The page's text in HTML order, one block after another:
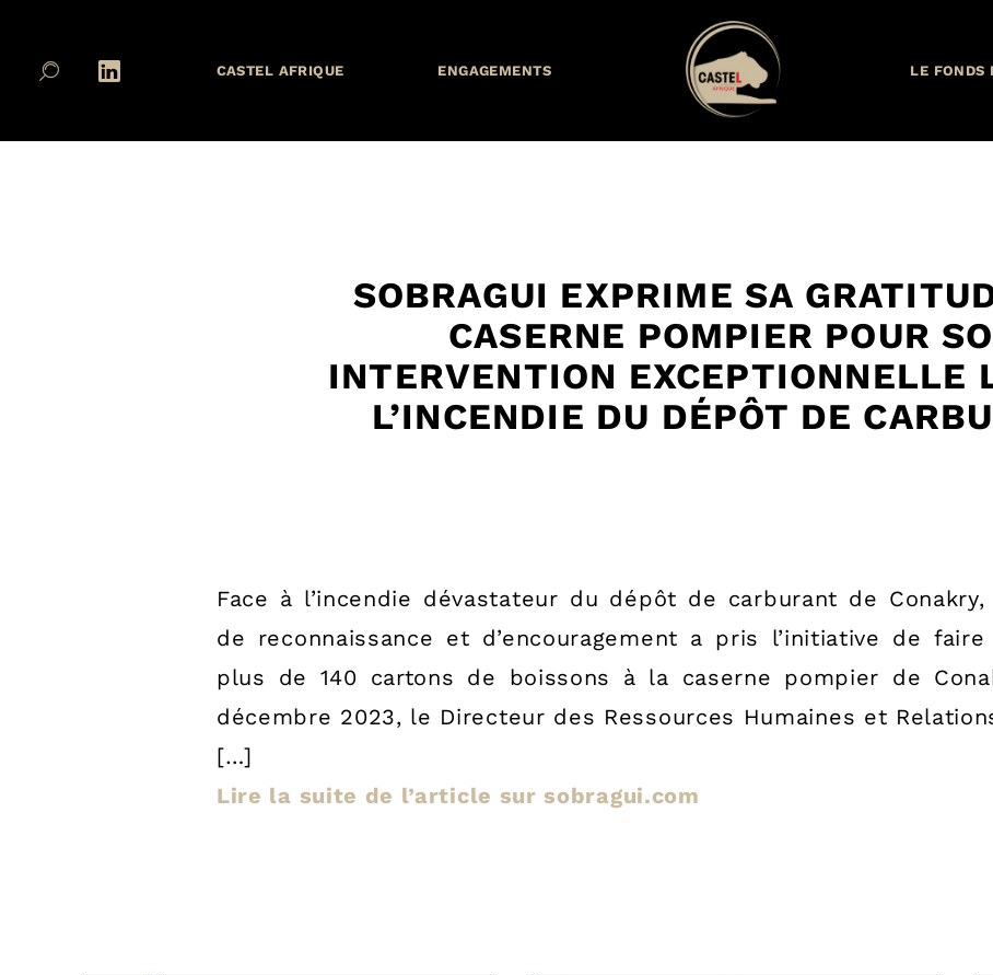
CASTEL AFRIQUE ENGAGEMENTS LE FONDS
SOBRAGUI EXPRIME SA
CASERNE POMPIER POUR
INTERVENTION EXCEPTIONNELLE
L’INCENDIE DU DÉPÔT DE
Face à l’incendie dévastateur du dépôt de carburant de Conakry,
de reconnaissance et d’encouragement a pris l’initiative de
plus de 140 cartons de boissons à la caserne pompier de
décembre 2023, le Directeur des Ressources Humaines et
[…]
Lire la suite de l’article sur sobragui.com